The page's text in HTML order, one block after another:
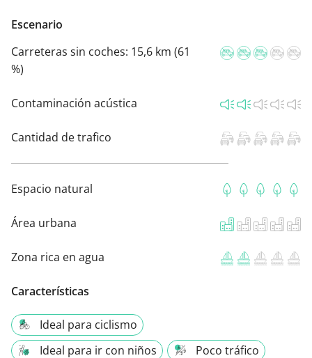
Escenario
Carreteras sin coches: 15,6 km (61
%)
Contaminación acústica
Cantidad de trafico
Espacio natural
Área urbana
Zona rica en agua
Características
Ideal para ciclismo
Ideal para ir con niños
Poco tráfico